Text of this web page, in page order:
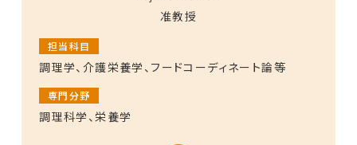
准教授
担当科目
調理学、介護栄養学、フードコーディネート論等
専門分野
調理科学、栄養学